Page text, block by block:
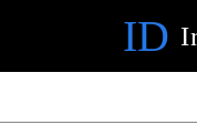
ID